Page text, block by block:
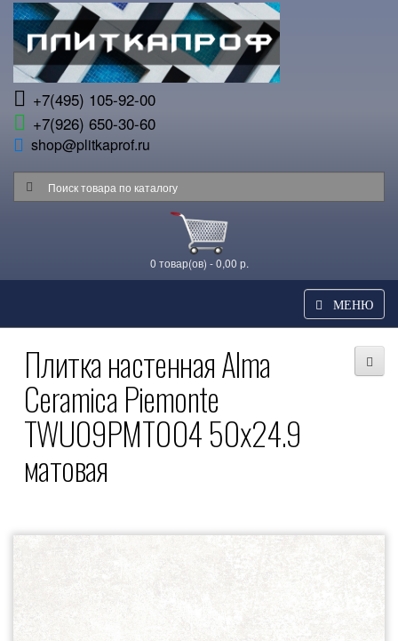
+7(495) 105-92-00
+7(926) 650-30-60
shop@plitkaprof.ru
0 товар(ов) - 0,00 р.
МЕНЮ
Плитка настенная Alma
Ceramica Piemonte
TWU09PMT004 50x24.9
матовая